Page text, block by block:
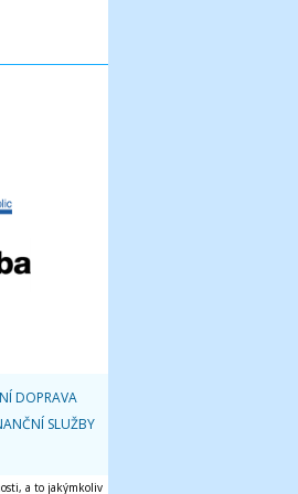
DOPRAVA
SLUŽBY
a to jakýmkoliv